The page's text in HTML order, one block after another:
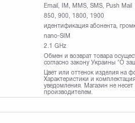
Email, IM, MMS, SMS, Push Mail
850, 900, 1800, 1900
идентификация абонента,
nano-SIM
2.1 GHz
Обмен и возврат товара
согласно закону Украины "О
Цвет или оттенок изделия на
Характеристики и
уведомления. Магазин не
производителем.